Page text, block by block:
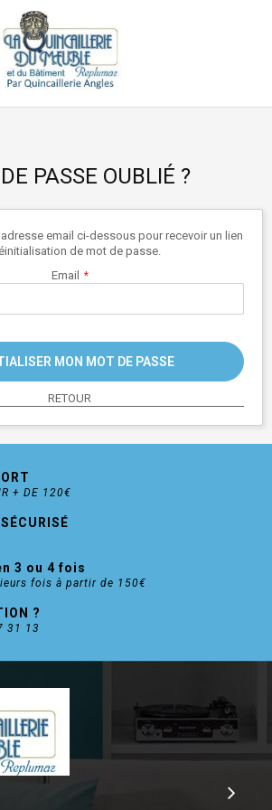
PASSE OUBLIÉ ?
email ci-dessous pour recevoir un lien
de mot de passe.
Email
MON MOT DE PASSE
RETOUR
+ DE 120€
3 ou 4 fois
fois à partir de 150€
?
31 13